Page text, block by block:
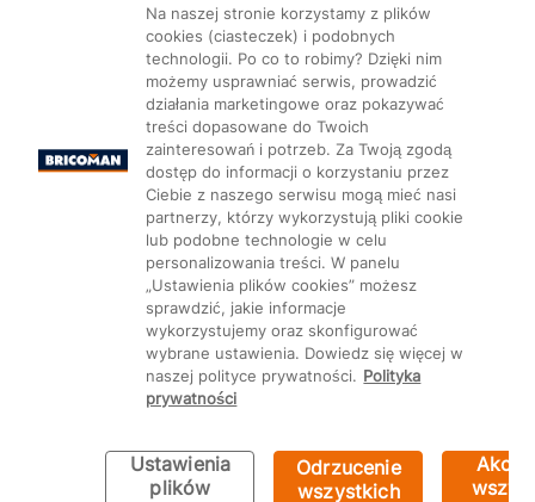
Bricoman 2026 ©
Kategorie Produkty Marki CMS
Ustawienia plików cookie
Na naszej stronie korzystamy z plików
cookies (ciasteczek) i podobnych
technologii. Po co to robimy? Dzięki nim
możemy usprawniać serwis, prowadzić
działania marketingowe oraz pokazywać
treści dopasowane do Twoich
zainteresowań i potrzeb. Za Twoją zgodą
dostęp do informacji o korzystaniu przez
Ciebie z naszego serwisu mogą mieć nasi
partnerzy, którzy wykorzystują pliki cookie
lub podobne technologie w celu
personalizowania treści. W panelu
„Ustawienia plików cookies” możesz
sprawdzić, jakie informacje
wykorzystujemy oraz skonfigurować
wybrane ustawienia. Dowiedz się więcej w
naszej polityce prywatności. Polityka
prywatności
Ustawienia
plików
Odrzucenie
wszystkich